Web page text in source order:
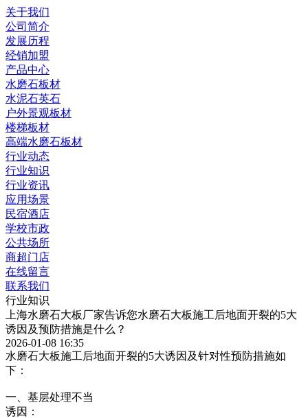
关于我们
公司简介
发展历程
经销加盟
产品中心
水磨石板材
水泥石英石
户外景观板材
楼梯板材
高端水磨石板材
行业动态
行业知识
行业资讯
应用场景
民宿酒店
学校市政
公共场所
商超门店
在线留言
联系我们
行业知识
上海水磨石大板厂家告诉您水磨石大板施工后地面开裂的5大
诱因及预防措施是什么？
2026-01-08 16:35
水磨石大板施工后地面开裂的5大诱因及针对性预防措施如
下：
一、基层处理不当
诱因：